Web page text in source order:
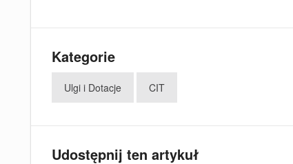
Kategorie
Ulgi i Dotacje CIT
Udostępnij ten artykuł